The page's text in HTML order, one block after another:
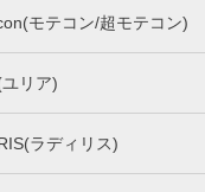
モテコン/超モテコン)
リア)
ラディリス)